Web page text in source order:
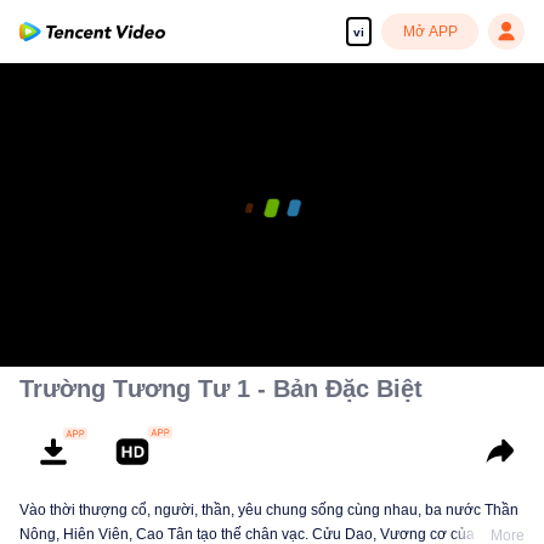
vi Mở APP
Trường Tương Tư 1 - Bản Đặc Biệt
Vào thời thượng cổ, người, thần, yêu chung sống cùng nhau, ba nước Thần
Nông, Hiên Viên, Cao Tân tạo thế chân vạc. Cửu Dao, Vương cơ của CaoMore